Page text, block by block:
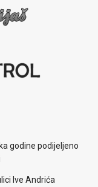
godine podijeljeno
Ive Andrića